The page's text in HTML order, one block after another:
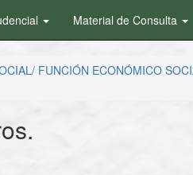
Material de Consulta
FUNCIÓN ECONÓMICO